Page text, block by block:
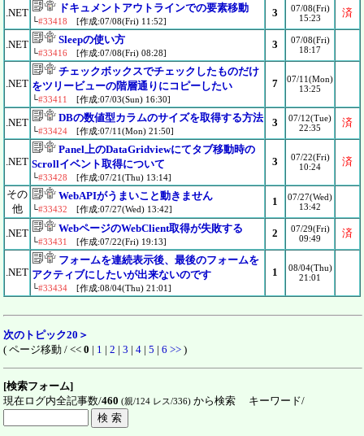
.NET ドキュメントアウトラインでの要素移動
└#33418 [作成:07/08(Fri) 11:52]
3
07/08(Fri)
15:23
済
.NET Sleepの使い方
└#33416 [作成:07/08(Fri) 08:28]
3
07/08(Fri)
18:17
.NET
チェックボックスでチェックしたものだけ
をツリービューの階層通りにコピーしたい
└#33411 [作成:07/03(Sun) 16:30]
7
07/11(Mon)
13:25
.NET DBの数値型カラムのサイズを取得する方法
└#33424 [作成:07/11(Mon) 21:50]
3
07/12(Tue)
22:35
済
.NET
Panel上のDataGridviewにてタブ移動時の
Scrollイベント取得について
└#33428 [作成:07/21(Thu) 13:14]
3
07/22(Fri)
10:24
済
その
他
WebAPIがうまいこと動きません
└#33432 [作成:07/27(Wed) 13:42]
1
07/27(Wed)
13:42
.NET WebページのWebClient取得が失敗する
└#33431 [作成:07/22(Fri) 19:13]
2
07/29(Fri)
09:49
済
.NET
フォームを連続表示後、最後のフォームを
アクティブにしたいが出来ないのです
└#33434 [作成:08/04(Thu) 21:01]
1
08/04(Thu)
21:01
次のトピック20＞
( ページ移動 / << 0 | 1 | 2 | 3 | 4 | 5 | 6 >> )
[検索フォーム]
現在ログ内全記事数/460 (親/124 レス/336) から検索 キーワード/